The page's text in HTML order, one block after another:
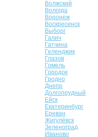
Волжский
Вологда
Воронеж
Воскресенск
Выборг
Галич
Гатчина
Геленджик
Глазов
Гомель
Городок
Гродно
Днепр
Долгопрудный
Ейск
Екатеринбург
Ереван
Жигулёвск
Зеленоград
Иваново